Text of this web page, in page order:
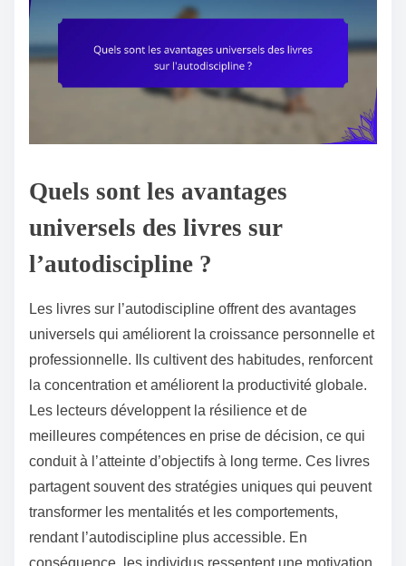
Quels sont les avantages
universels des livres sur
l’autodiscipline ?
Les livres sur l’autodiscipline offrent des avantages
universels qui améliorent la croissance personnelle et
professionnelle. Ils cultivent des habitudes, renforcent
la concentration et améliorent la productivité globale.
Les lecteurs développent la résilience et de
meilleures compétences en prise de décision, ce qui
conduit à l’atteinte d’objectifs à long terme. Ces livres
partagent souvent des stratégies uniques qui peuvent
transformer les mentalités et les comportements,
rendant l’autodiscipline plus accessible. En
conséquence, les individus ressentent une motivation